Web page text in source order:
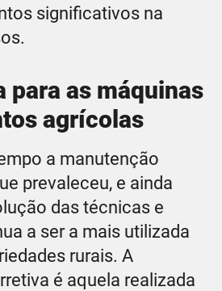
significativos na
para as máquinas
agrícolas
a manutenção
prevaleceu, e ainda
das técnicas e
a ser a mais utilizada
rurais. A
é aquela realizada